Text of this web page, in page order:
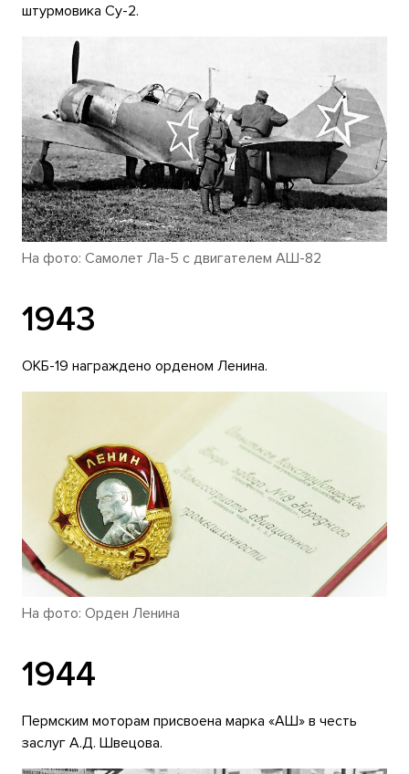
штурмовика Су-2.
На фото: Самолет Ла-5 с двигателем АШ-82
1943
ОКБ-19 награждено орденом Ленина.
На фото: Орден Ленина
1944
Пермским моторам присвоена марка «АШ» в честь
заслуг А.Д. Швецова.